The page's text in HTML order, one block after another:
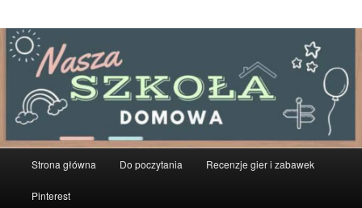
Strona główna Do poczytania Recenzje gier i zabawek
Pinterest